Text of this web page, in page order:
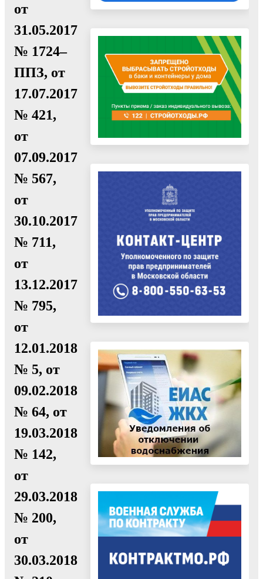
от
31.05.2017
№ 1724–
ППЗ, от
17.07.2017
№ 421,
от
07.09.2017
№ 567,
от
30.10.2017
№ 711,
от
13.12.2017
№ 795,
от
12.01.2018
№ 5, от
09.02.2018
№ 64, от
19.03.2018
№ 142,
от
29.03.2018
№ 200,
от
30.03.2018